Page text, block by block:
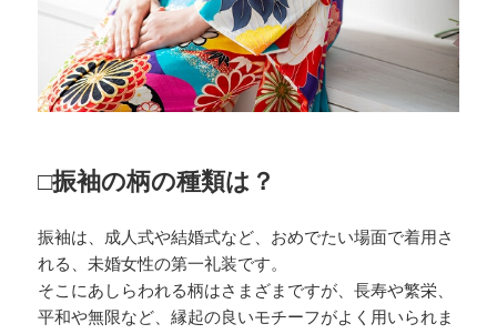
□振袖の柄の種類は？
振袖は、成人式や結婚式など、おめでたい場面で着用さ
れる、未婚女性の第一礼装です。
そこにあしらわれる柄はさまざまですが、長寿や繁栄、
平和や無限など、縁起の良いモチーフがよく用いられま